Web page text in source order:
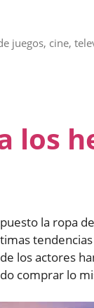
juegos, cine,
los
la ropa
los actores
comprar lo